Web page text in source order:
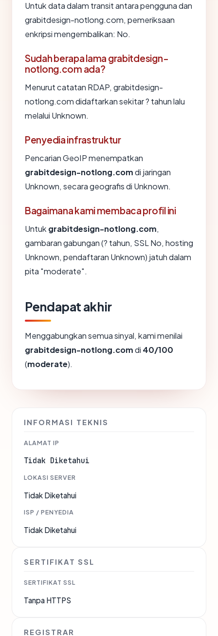
Untuk data dalam transit antara pengguna dan
grabitdesign-notlong.com, pemeriksaan
enkripsi mengembalikan: No.
Sudah berapa lama grabitdesign-
notlong.com ada?
Menurut catatan RDAP, grabitdesign-
notlong.com didaftarkan sekitar ? tahun lalu
melalui Unknown.
Penyedia infrastruktur
Pencarian GeoIP menempatkan
grabitdesign-notlong.comdi jaringan
Unknown, secara geografis di Unknown.
Bagaimana kami membaca profil ini
Untuk grabitdesign-notlong.com,
gambaran gabungan (? tahun, SSL No, hosting
Unknown, pendaftaran Unknown) jatuh dalam
pita "moderate".
Pendapat akhir
Menggabungkan semua sinyal, kami menilai
grabitdesign-notlong.comdi 40/100
(moderate).
INFORMASI TEKNIS
ALAMAT IP
Tidak Diketahui
LOKASI SERVER
Tidak Diketahui
ISP / PENYEDIA
Tidak Diketahui
SERTIFIKAT SSL
SERTIFIKAT SSL
Tanpa HTTPS
REGISTRAR